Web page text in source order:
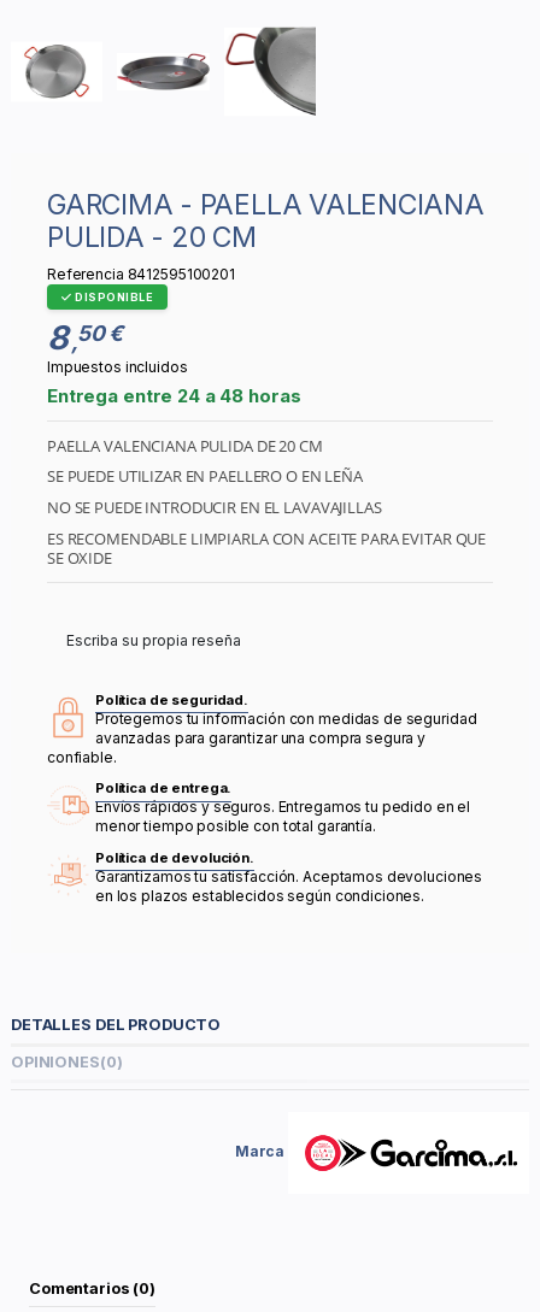
GARCIMA - PAELLA VALENCIANA
PULIDA - 20 CM
Referencia 8412595100201
DISPONIBLE
8,50 €
Impuestos incluidos
Entrega entre 24 a 48 horas
PAELLA VALENCIANA PULIDA DE 20 CM
SE PUEDE UTILIZAR EN PAELLERO O EN LEÑA
NO SE PUEDE INTRODUCIR EN EL LAVAVAJILLAS
ES RECOMENDABLE LIMPIARLA CON ACEITE PARA EVITAR QUE
SE OXIDE
Escriba su propia reseña
Política de seguridad.
Protegemos tu información con medidas de seguridad
avanzadas para garantizar una compra segura y
confiable.
Política de entrega.
Envíos rápidos y seguros. Entregamos tu pedido en el
menor tiempo posible con total garantía.
Política de devolución.
Garantizamos tu satisfacción. Aceptamos devoluciones
en los plazos establecidos según condiciones.
DETALLES DEL PRODUCTO
OPINIONES(0)
Marca
Comentarios (0)